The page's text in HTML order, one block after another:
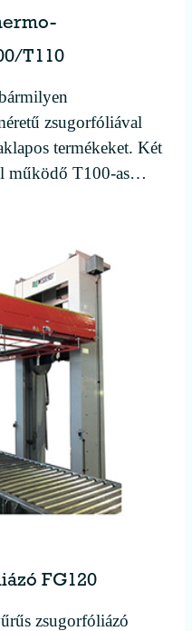
T110
zsugorfóliával
termékeket. Két
működő T100-as…
FG120
zsugorfóliázó